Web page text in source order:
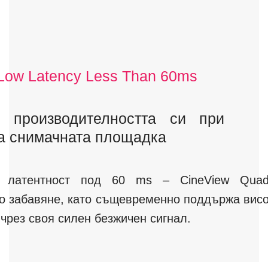
Latency Less Than 60ms
производителността си при
снимачната площадка
латентност под 60 ms – CineView
забавяне, като същевременно поддържа
своя силен безжичен сигнал.